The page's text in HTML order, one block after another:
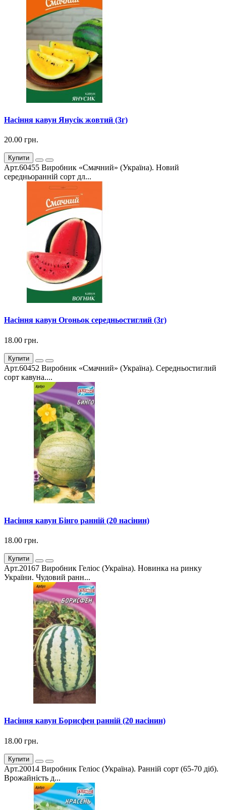
Насіння кавун Янусік жовтий (3г)
20.00 грн.
Купити
Арт.60455 Виробник «Смачний» (Україна). Новий
середньоранній сорт дл...
Насіння кавун Огоньок середньостиглий (3г)
18.00 грн.
Купити
Арт.60452 Виробник «Смачний» (Україна). Середньостиглий
сорт кавуна....
Насіння кавун Бінго ранній (20 насінин)
18.00 грн.
Купити
Арт.20167 Виробник Геліос (Україна). Новинка на ринку
України. Чудовий ранн...
Насіння кавун Борисфен ранній (20 насінин)
18.00 грн.
Купити
Арт.20014 Виробник Геліос (Україна). Ранній сорт (65-70 діб).
Врожайність д...